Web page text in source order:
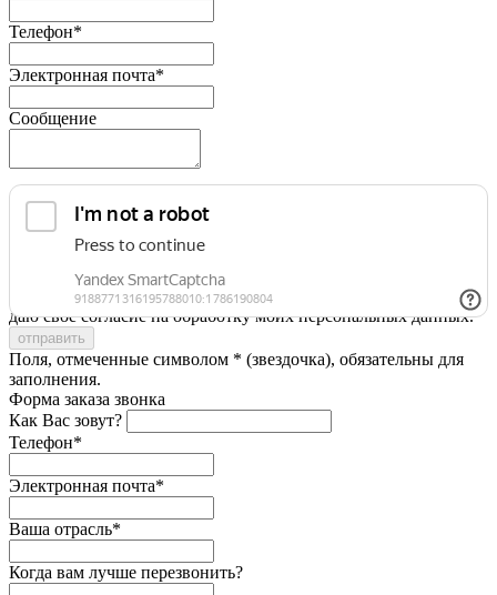
Телефон*
Электронная почта*
Сообщение
Я принимаю условияПолитики конфиденциальности
даю свое согласие на обработку моих персональных данных.
Поля, отмеченные символом * (звездочка), обязательны для
заполнения.
Форма заказа звонка
Как Вас зовут?
Телефон*
Электронная почта*
Ваша отрасль*
Когда вам лучше перезвонить?